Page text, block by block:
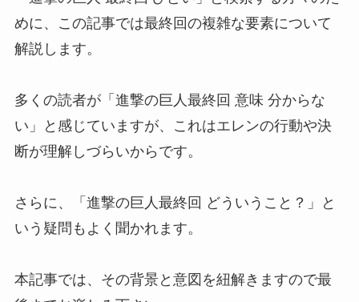
めに、この記事では最終回の複雑な要素について
解説します。
多くの読者が「進撃の巨人最終回 意味 分からな
い」と感じていますが、これはエレンの行動や決
断が理解しづらいからです。
さらに、「進撃の巨人最終回 どういうこと？」と
いう疑問もよく聞かれます。
本記事では、その背景と意図を紐解きますので最